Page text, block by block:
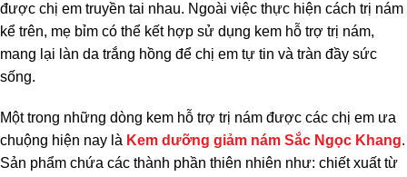
được chị em truyền tai nhau. Ngoài việc thực hiện cách trị nám
kể trên, mẹ bỉm có thể kết hợp sử dụng kem hỗ trợ trị nám,
mang lại làn da trắng hồng để chị em tự tin và tràn đầy sức
sống.
Một trong những dòng kem hỗ trợ trị nám được các chị em ưa
chuộng hiện nay là Kem dưỡng giảm nám Sắc Ngọc Khang.
Sản phẩm chứa các thành phần thiên nhiên như: chiết xuất từ